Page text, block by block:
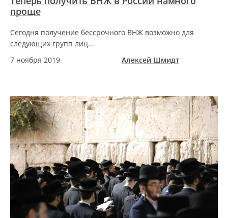
проще
Сегодня получение бессрочного ВНЖ возможно для
следующих групп лиц...
7 ноября 2019
Алексей Шмидт